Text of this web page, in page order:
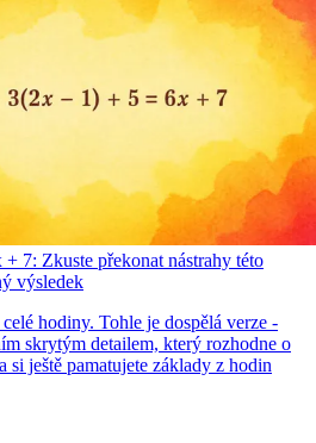
7: Zkuste překonat nástrahy této
výsledek
hodiny. Tohle je dospělá verze -
skrytým detailem, který rozhodne o
si ještě pamatujete základy z hodin